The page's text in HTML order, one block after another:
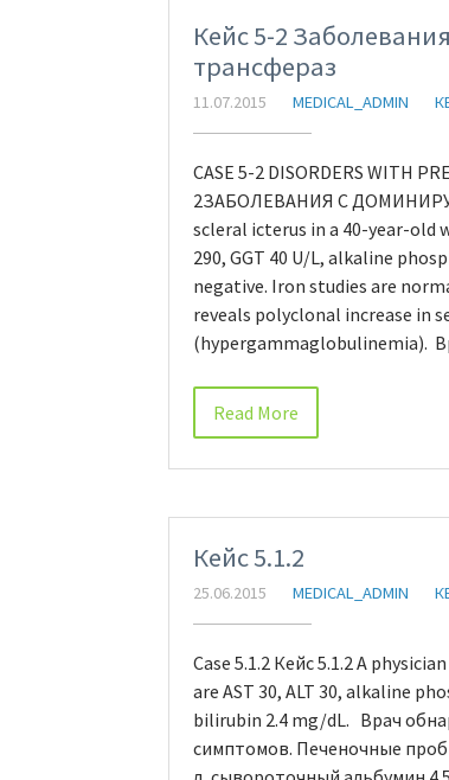
Кейс 5-2
трансфераз
11.07.2015 MEDICAL_ADMIN
CASE 5-2 DISORDERS WITH
2ЗАБОЛЕВАНИЯ С
scleral icterus in a 40-year-old
290, GGT 40 U/L, alkaline
negative. Iron studies are
reveals polyclonal increase in
(hypergammaglobulinemia).
Read More
Кейс 5.1.2
25.06.2015 MEDICAL_ADMIN
Case 5.1.2 Кейс 5.1.2 A
are AST 30, ALT 30, alkaline
bilirubin 2.4 mg/dL. Врач
симптомов. Печеночные